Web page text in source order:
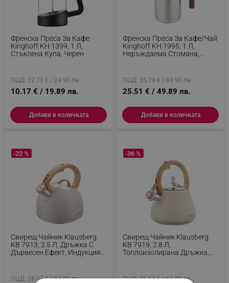
Френска Преса За Кафе
Kinghoff KH 1399, 1 Л,
Стъклена Купа, Черен
ПЦД: 12.73 € / 24.90 лв.
10.17 € / 19.89 лв.
Добави в количката
Френска Преса За Кафе/чай
Kinghoff KH 1995, 1 Л,
Неръждаема Стомана,
ПЦД: 35.74 € / 69.90 лв.
25.51 € / 49.89 лв.
Добави в количката
Свирещ Чайник Klausberg
KB 7913, 2.5 Л, Дръжка С
Дървесен Ефект, Индукция,
-22 %
ПЦД: 28.07 € / 54.90 лв.
Свирещ Чайник Klausberg
KB 7919, 2.8 Л,
Топлоизолирана Дръжка,
-36 %
ПЦД: 31.64 € / 61.88 лв.